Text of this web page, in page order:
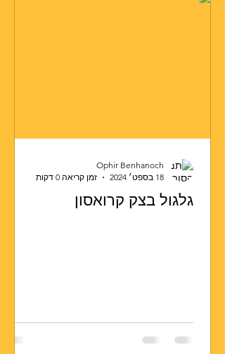
גלגול בצק קרואסון
Ophir Benhanoch
18 בספט׳ 2024
זמן קריאה 0 דקות